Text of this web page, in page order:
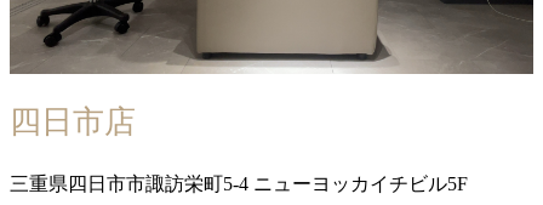
四日市店
三重県四日市市諏訪栄町5-4 ニューヨッカイチビル5F